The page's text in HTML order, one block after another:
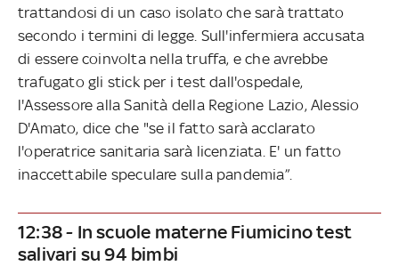
trattandosi di un caso isolato che sarà trattato
secondo i termini di legge. Sull'infermiera accusata
di essere coinvolta nella truffa, e che avrebbe
trafugato gli stick per i test dall'ospedale,
l'Assessore alla Sanità della Regione Lazio, Alessio
D'Amato, dice che "se il fatto sarà acclarato
l'operatrice sanitaria sarà licenziata. E' un fatto
inaccettabile speculare sulla pandemia”.
12:38 - In scuole materne Fiumicino test
salivari su 94 bimbi